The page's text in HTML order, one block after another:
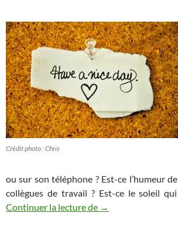
Crédit photo : Chris
ou sur son téléphone ? Est-ce l’humeur
collègues de travail ? Est-ce le soleil
Continuer la lecture de 3 habitudes
→